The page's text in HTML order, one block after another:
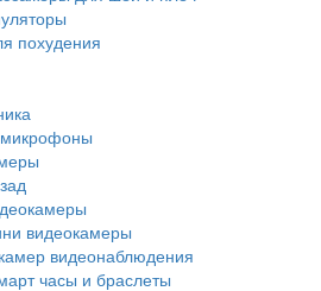
похудения
видеокамеры
видеонаблюдения
часы и браслеты